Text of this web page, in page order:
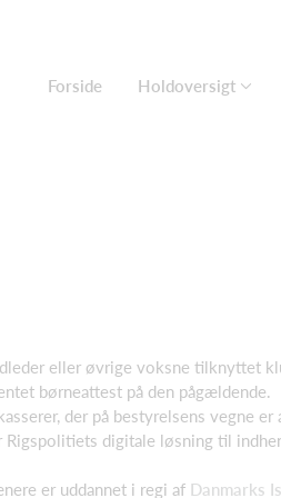
Forside Holdoversigt
eller øvrige voksne tilknyttet
børneattest på den pågældende.
der på bestyrelsens vegne
Rigspolitiets digitale løsning til
er uddannet i regi af Danmarks